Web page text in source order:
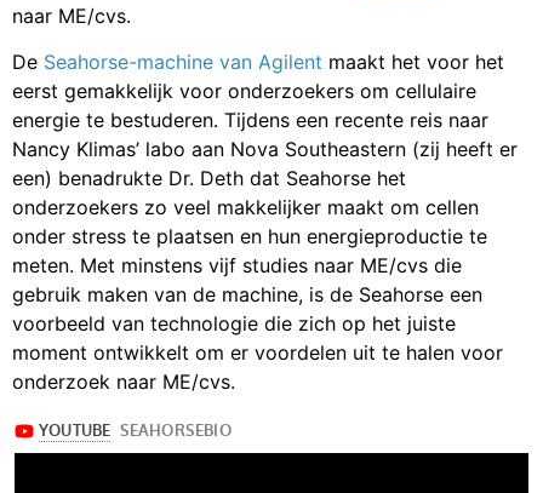
naar ME/cvs.
De Seahorse-machine van Agilent maakt het voor het
eerst gemakkelijk voor onderzoekers om cellulaire
energie te bestuderen. Tijdens een recente reis naar
Nancy Klimas’ labo aan Nova Southeastern (zij heeft er
een) benadrukte Dr. Deth dat Seahorse het
onderzoekers zo veel makkelijker maakt om cellen
onder stress te plaatsen en hun energieproductie te
meten. Met minstens vijf studies naar ME/cvs die
gebruik maken van de machine, is de Seahorse een
voorbeeld van technologie die zich op het juiste
moment ontwikkelt om er voordelen uit te halen voor
onderzoek naar ME/cvs.